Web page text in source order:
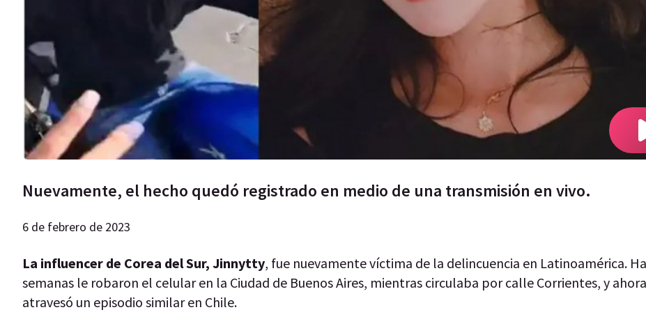
Nuevamente, el hecho quedó registrado en medio de una transmisión en vivo.
6 de febrero de 2023
La influencer de Corea del Sur, Jinnytty, fue nuevamente víctima de la delincuencia en Latinoamérica.
semanas le robaron el celular en la Ciudad de Buenos Aires, mientras circulaba por calle Corrientes, y ahora
atravesó un episodio similar en Chile.